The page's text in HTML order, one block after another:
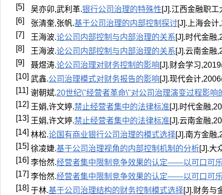
[5]
吴亦卯,武利革.银行公司治理的特殊性[J].江西金融职
[6]
张清奎,张帆.基于公司治理的内部控制探讨[J].上海会计
[7]
王海波.论公司内部控制与内部治理的关系[J].时代金融
[8]
王海波.论公司内部控制与内部治理的关系[J].云南金融
[9]
聂煜涛.论公司治理对财务控制的影响[J].财会学习
[10] 武鑫.公司治理模式对财务报告的影响[J].现代会计
[11] 谢朝斌.20世纪\"经营者革命\"对公司治理演变过程影响
[12] 王娟,许文婷.禁止经营者集中的法律标准[J].时代金融
[13] 王娟,许文婷.禁止经营者集中的法律标准[J].云南金融
[14] 林松.论国有商业银行公司治理的模式选择[J].南方金融
[15] 徐凌婕.基于公司治理视角的内部控制机制的分析[J].大
[16] 李怡然.经营者集中限制竞争效果的认定——以可口可
[17] 李怡然.经营者集中限制竞争效果的认定——以可口可
[18] 于林.基于公司治理结构的财务控制模式选择[J].财务与